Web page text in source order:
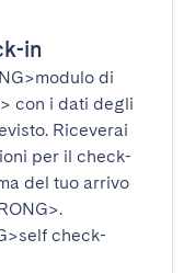
in
di
con i dati degli
Riceverai
per il check-
del tuo arrivo
.
check-